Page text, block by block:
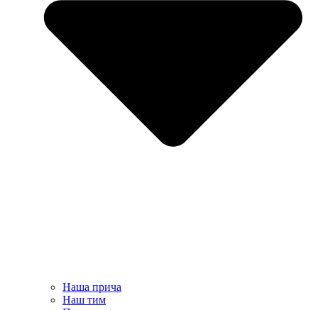
Наша прича
Наш тим